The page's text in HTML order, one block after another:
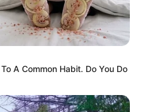
A Common Habit. Do You Do